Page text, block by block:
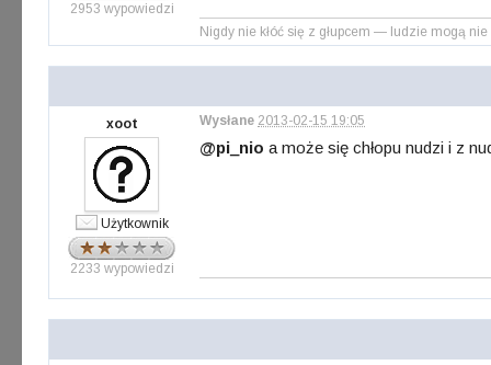
2953 wypowiedzi
Nigdy nie kłóć się z głupcem — ludzie mogą
xoot
Użytkownik
2233 wypowiedzi
Wysłane 2013-02-15 19:05
@pi_nio a może się chłopu nudzi i z